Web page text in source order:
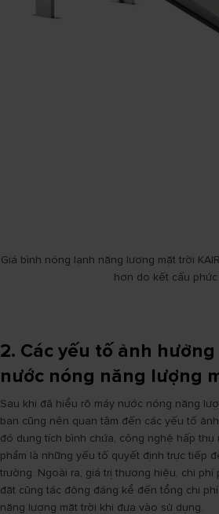
Giá bình nóng lạnh năng lượng mặt trời
hơn do kết cấu phức
2. Các yếu tố ảnh
nước nóng năng lượng
Sau khi đã hiểu rõ máy nước nóng năng
bạn cũng nên quan tâm đến các yếu tố
đó dung tích bình chứa, công nghệ hấp thụ
phẩm là những yếu tố quyết định trực tiếp
trường. Ngoài ra, giá trị thương hiệu, chi phí
đặt cũng tác động đáng kể đến tổng chi
năng lượng mặt trời khi đưa vào sử dụng.